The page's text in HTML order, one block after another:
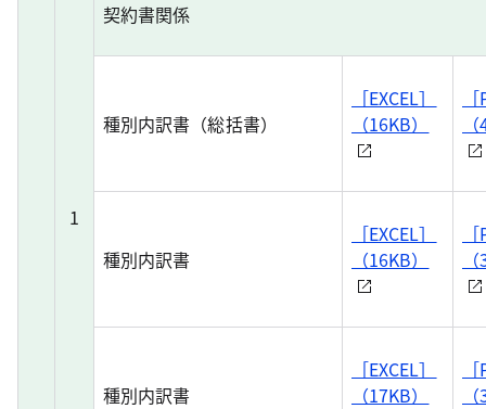
1
契約書関係
種別内訳書（総括書）
［EXCEL］
（16KB）
種別内訳書
［EXCEL］
（16KB）
種別内訳書
［EXCEL］
（17KB）